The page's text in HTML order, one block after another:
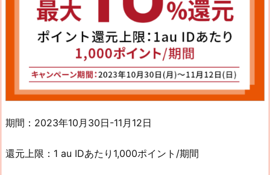
期間：2023年10月30日-11月12日
還元上限：1 au IDあたり1,000ポイント/期間